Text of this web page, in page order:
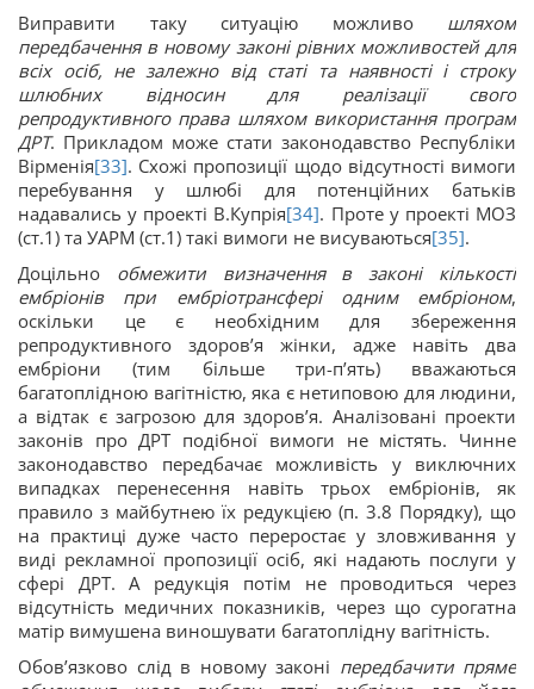
Виправити таку ситуацію можливо шляхом
передбачення в новому законі рівних можливостей для
всіх осіб, не залежно від статі та наявності і строку
шлюбних відносин для реалізації свого
репродуктивного права шляхом використання програм
ДРТ. Прикладом може стати законодавство Республіки
Вірменія[33]. Схожі пропозиції щодо відсутності вимоги
перебування у шлюбі для потенційних батьків
надавались у проекті В.Купрія[34]. Проте у проекті МОЗ
(ст.1) та УАРМ (ст.1) такі вимоги не висуваються[35].
Доцільно обмежити визначення в законі кількості
ембріонів при ембріотрансфері одним ембріоном,
оскільки це є необхідним для збереження
репродуктивного здоров’я жінки, адже навіть два
ембріони (тим більше три-п’ять) вважаються
багатоплідною вагітністю, яка є нетиповою для людини,
а відтак є загрозою для здоров’я. Аналізовані проекти
законів про ДРТ подібної вимоги не містять. Чинне
законодавство передбачає можливість у виключних
випадках перенесення навіть трьох ембріонів, як
правило з майбутнею їх редукцією (п. 3.8 Порядку), що
на практиці дуже часто переростає у зловживання у
виді рекламної пропозиції осіб, які надають послуги у
сфері ДРТ. А редукція потім не проводиться через
відсутність медичних показників, через що сурогатна
матір вимушена виношувати багатоплідну вагітність.
Обов’язково слід в новому законі передбачити пряме